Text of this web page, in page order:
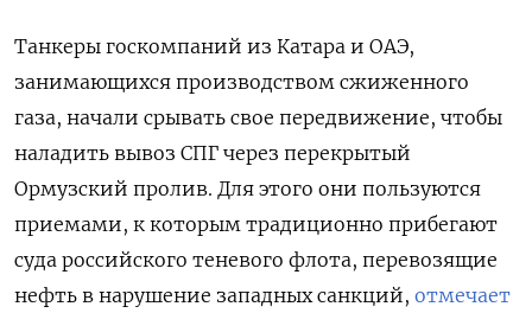
Танкеры госкомпаний из Катара и ОАЭ,
занимающихся производством сжиженного
газа, начали срывать свое передвижение, чтобы
наладить вывоз СПГ через перекрытый
Ормузский пролив. Для этого они пользуются
приемами, к которым традиционно прибегают
суда российского теневого флота, перевозящие
нефть в нарушение западных санкций, отмечает